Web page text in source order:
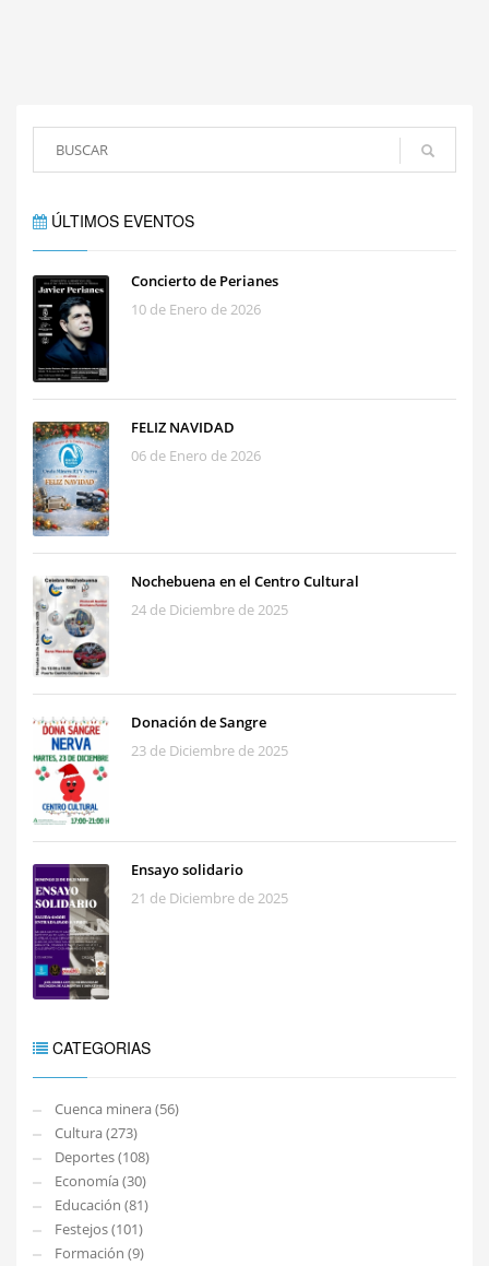
ÚLTIMOS EVENTOS
Concierto de Perianes
10 de Enero de 2026
FELIZ NAVIDAD
06 de Enero de 2026
Nochebuena en el Centro Cultural
24 de Diciembre de 2025
Donación de Sangre
23 de Diciembre de 2025
Ensayo solidario
21 de Diciembre de 2025
CATEGORIAS
Cuenca minera (56)
Cultura (273)
Deportes (108)
Economía (30)
Educación (81)
Festejos (101)
Formación (9)